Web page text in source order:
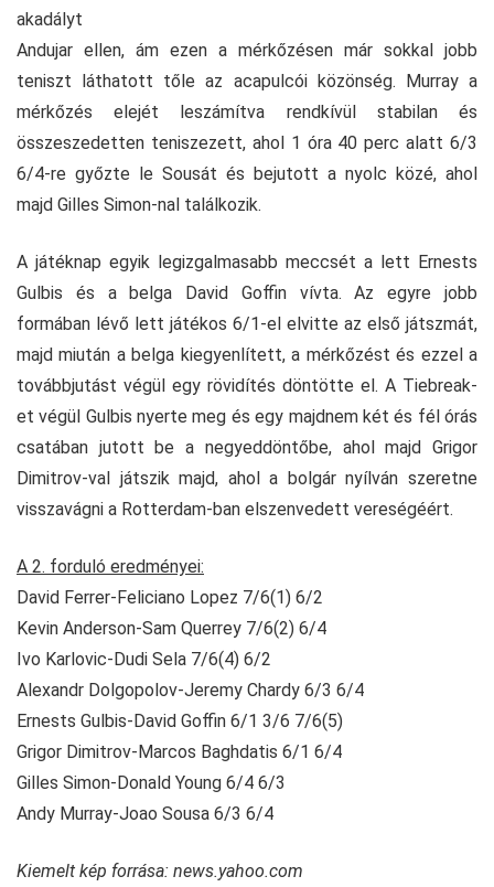
akadályt
Andujar ellen, ám ezen a mérkőzésen már sokkal jobb
teniszt láthatott tőle az acapulcói közönség. Murray a
mérkőzés elejét leszámítva rendkívül stabilan és
összeszedetten teniszezett, ahol 1 óra 40 perc alatt 6/3
6/4-re győzte le Sousát és bejutott a nyolc közé, ahol
majd Gilles Simon-nal találkozik.
A játéknap egyik legizgalmasabb meccsét a lett Ernests
Gulbis és a belga David Goffin vívta. Az egyre jobb
formában lévő lett játékos 6/1-el elvitte az első játszmát,
majd miután a belga kiegyenlített, a mérkőzést és ezzel a
továbbjutást végül egy rövidítés döntötte el. A Tiebreak-
et végül Gulbis nyerte meg és egy majdnem két és fél órás
csatában jutott be a negyeddöntőbe, ahol majd Grigor
Dimitrov-val játszik majd, ahol a bolgár nyílván szeretne
visszavágni a Rotterdam-ban elszenvedett vereségéért.
A 2. forduló eredményei:
David Ferrer-Feliciano Lopez 7/6(1) 6/2
Kevin Anderson-Sam Querrey 7/6(2) 6/4
Ivo Karlovic-Dudi Sela 7/6(4) 6/2
Alexandr Dolgopolov-Jeremy Chardy 6/3 6/4
Ernests Gulbis-David Goffin 6/1 3/6 7/6(5)
Grigor Dimitrov-Marcos Baghdatis 6/1 6/4
Gilles Simon-Donald Young 6/4 6/3
Andy Murray-Joao Sousa 6/3 6/4
Kiemelt kép forrása: news.yahoo.com